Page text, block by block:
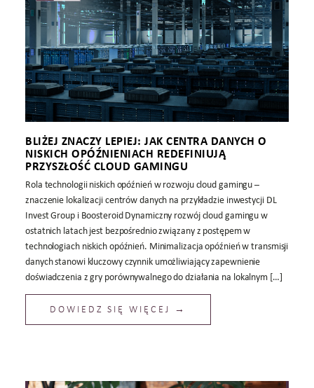
BLIŻEJ ZNACZY LEPIEJ: JAK CENTRA DANYCH O
NISKICH OPÓŹNIENIACH REDEFINIUJĄ
PRZYSZŁOŚĆ CLOUD GAMINGU
Rola technologii niskich opóźnień w rozwoju cloud gamingu –
znaczenie lokalizacji centrów danych na przykładzie inwestycji DL
Invest Group i Boosteroid Dynamiczny rozwój cloud gamingu w
ostatnich latach jest bezpośrednio związany z postępem w
technologiach niskich opóźnień. Minimalizacja opóźnień w transmisji
danych stanowi kluczowy czynnik umożliwiający zapewnienie
doświadczenia z gry porównywalnego do działania na lokalnym […]
DOWIEDZ SIĘ WIĘCEJ →